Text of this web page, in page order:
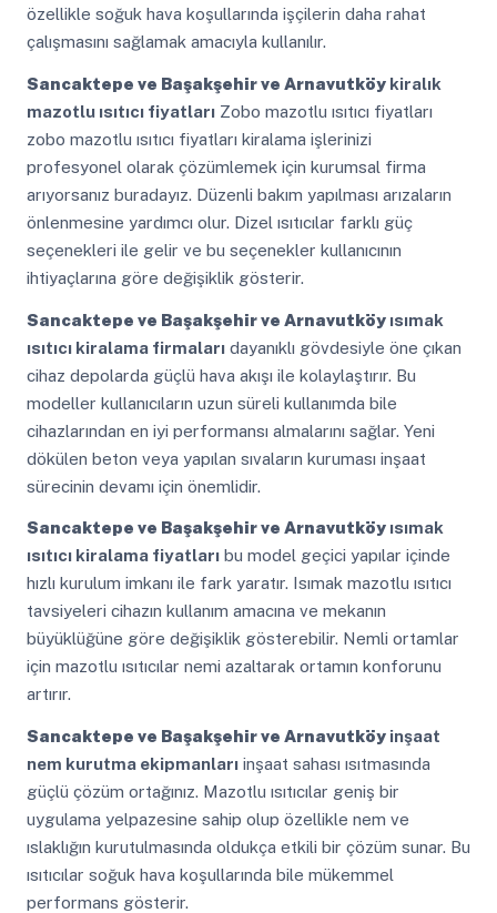
özellikle soğuk hava koşullarında işçilerin daha rahat
çalışmasını sağlamak amacıyla kullanılır.
Sancaktepe ve Başakşehir ve Arnavutköykiralık
mazotlu ısıtıcı fiyatlarıZobo mazotlu ısıtıcı fiyatları
zobo mazotlu ısıtıcı fiyatları kiralama işlerinizi
profesyonel olarak çözümlemek için kurumsal firma
arıyorsanız buradayız. Düzenli bakım yapılması arızaların
önlenmesine yardımcı olur. Dizel ısıtıcılar farklı güç
seçenekleri ile gelir ve bu seçenekler kullanıcının
ihtiyaçlarına göre değişiklik gösterir.
Sancaktepe ve Başakşehir ve Arnavutköyısımak
ısıtıcı kiralama firmalarıdayanıklı gövdesiyle öne çıkan
cihaz depolarda güçlü hava akışı ile kolaylaştırır. Bu
modeller kullanıcıların uzun süreli kullanımda bile
cihazlarından en iyi performansı almalarını sağlar. Yeni
dökülen beton veya yapılan sıvaların kuruması inşaat
sürecinin devamı için önemlidir.
Sancaktepe ve Başakşehir ve Arnavutköyısımak
ısıtıcı kiralama fiyatlarıbu model geçici yapılar içinde
hızlı kurulum imkanı ile fark yaratır. Isımak mazotlu ısıtıcı
tavsiyeleri cihazın kullanım amacına ve mekanın
büyüklüğüne göre değişiklik gösterebilir. Nemli ortamlar
için mazotlu ısıtıcılar nemi azaltarak ortamın konforunu
artırır.
Sancaktepe ve Başakşehir ve Arnavutköyinşaat
nem kurutma ekipmanlarıinşaat sahası ısıtmasında
güçlü çözüm ortağınız. Mazotlu ısıtıcılar geniş bir
uygulama yelpazesine sahip olup özellikle nem ve
ıslaklığın kurutulmasında oldukça etkili bir çözüm sunar. Bu
ısıtıcılar soğuk hava koşullarında bile mükemmel
performans gösterir.